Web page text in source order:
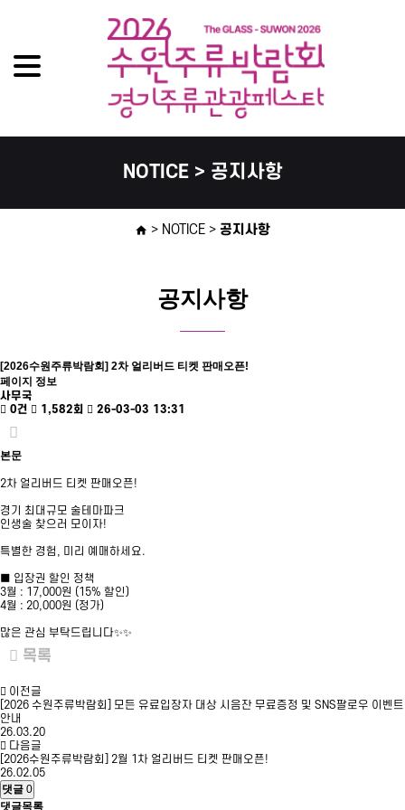
NOTICE > 공지사항
home > NOTICE > 공지사항
공지사항
[2026수원주류박람회] 2차 얼리버드 티켓 판매오픈!
페이지 정보
사무국
0건
1,582회 26-03-03 13:31
본문
2차 얼리버드 티켓 판매오픈!
경기 최대규모 술테마파크
인생술 찾으러 모이자!
특별한 경험, 미리 예매하세요.
■ 입장권 할인 정책
3월 : 17,000원 (15% 할인)
4월 : 20,000원 (정가)
많은 관심 부탁드립니다✨✨
목록
이전글
[2026 수원주류박람회] 모든 유료입장자 대상 시음잔 무료증정 및 SNS팔로우 이벤트
안내
26.03.20
다음글
[2026수원주류박람회] 2월 1차 얼리버드 티켓 판매오픈!
26.02.05
댓글 0
댓글목록